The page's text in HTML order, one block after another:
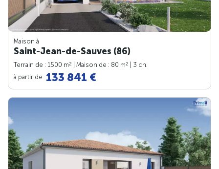
Maison à
Saint-Jean-de-Sauves (86)
Terrain de : 1500 m2 | Maison de : 80 m2
| 3 ch.
à partir de 133 841 €